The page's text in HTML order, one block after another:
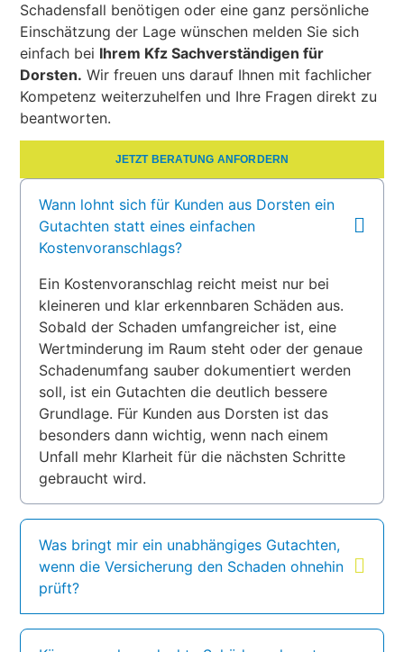
Schadensfall benötigen oder eine ganz persönliche
Einschätzung der Lage wünschen melden Sie sich
einfach bei Ihrem Kfz Sachverständigen für
Dorsten. Wir freuen uns darauf Ihnen mit fachlicher
Kompetenz weiterzuhelfen und Ihre Fragen direkt zu
beantworten.
JETZT BERATUNG ANFORDERN
Wann lohnt sich für Kunden aus Dorsten ein
Gutachten statt eines einfachen
Kostenvoranschlags?
Ein Kostenvoranschlag reicht meist nur bei
kleineren und klar erkennbaren Schäden aus.
Sobald der Schaden umfangreicher ist, eine
Wertminderung im Raum steht oder der genaue
Schadenumfang sauber dokumentiert werden
soll, ist ein Gutachten die deutlich bessere
Grundlage. Für Kunden aus Dorsten ist das
besonders dann wichtig, wenn nach einem
Unfall mehr Klarheit für die nächsten Schritte
gebraucht wird.
Was bringt mir ein unabhängiges Gutachten,
wenn die Versicherung den Schaden ohnehin
prüft?